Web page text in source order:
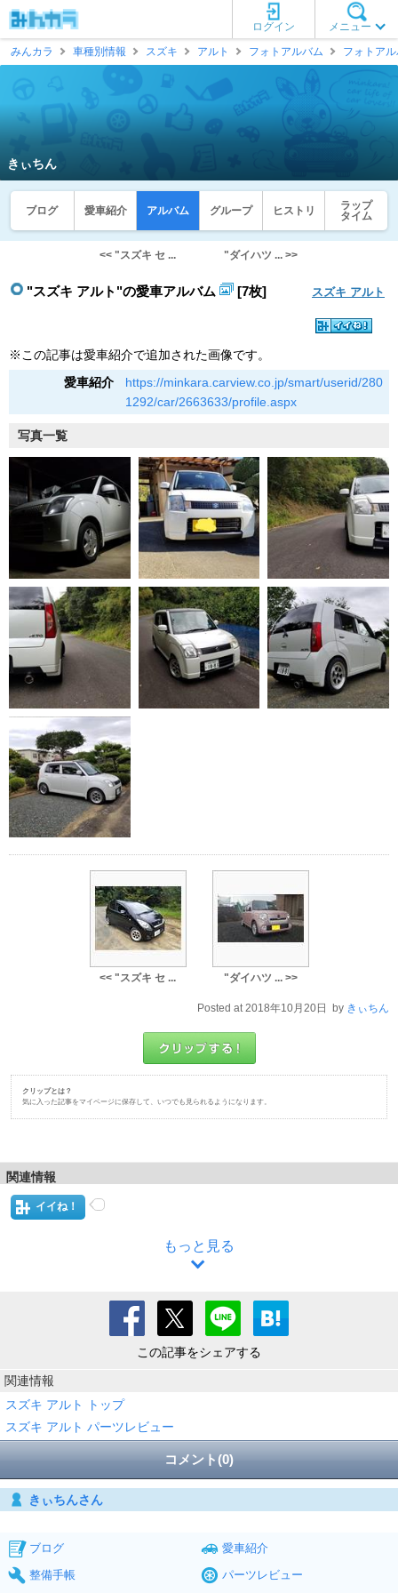
メニュー
ログイン
みんカラ
車種別情報 スズキ アルト フォトアルバム フォトア
きぃちん
ブログ 愛車紹介 アルバム グループ ヒストリ
ラップ
タイム
<< "スズキ セ ... "ダイハツ ... >>
"スズキ アルト"の愛車アルバム [7枚] スズキ アルト
※この記事は愛車紹介で追加された画像です。
愛車紹介
https://minkara.carview.co.jp/smart/userid/280
1292/car/2663633/profile.aspx
写真一覧
<< "スズキ セ ... "ダイハツ ... >>
Posted at 2018年10月20日 by きぃちん
クリップとは？
気に入った記事をマイページに保存して、いつでも見られるようになります。
関連情報
イイね！
もっと見る
この記事をシェアする
関連情報
スズキ アルト トップ
スズキ アルト パーツレビュー
コメント(0)
きぃちんさん
ブログ
愛車紹介
整備手帳
パーツレビュー